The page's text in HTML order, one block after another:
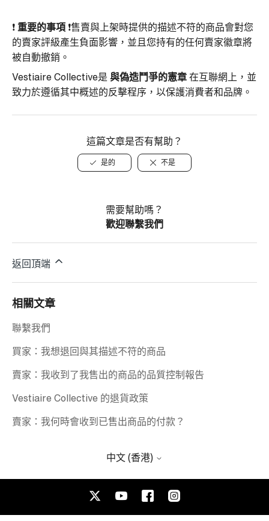
❗ 重要的事項 ❗售賣與上架時提供的描述不符的商品會對您
的賣家評級產生負面影響，並且您持有的任何賣家徽章將
被自動撤銷。
Vestiaire Collective是 與偽造鬥爭的憲章 在互聯網上，並
致力於遵循其中概述的反擊程序，以保護消費者和品牌。
這篇文章是否有幫助？
是的 不是
需要幫助嗎？
歡迎聯繫我們
返回頂端
相關文章
聯繫我們
買家：我想退回與其描述不符的商品
賣家：我收到了我售出的商品的品質控制報告
Vestiaire Collective 的退貨政策
賣家：我何時會收到已售出商品的付款？
中文 (香港)